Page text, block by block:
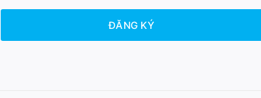
ĐĂNG KÝ